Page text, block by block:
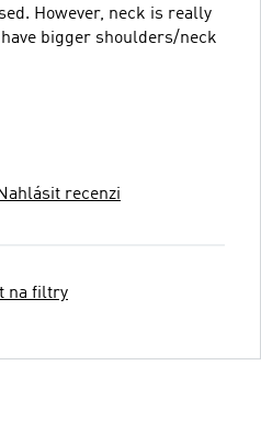
However, neck is really
bigger shoulders/neck
recenzi
na filtry